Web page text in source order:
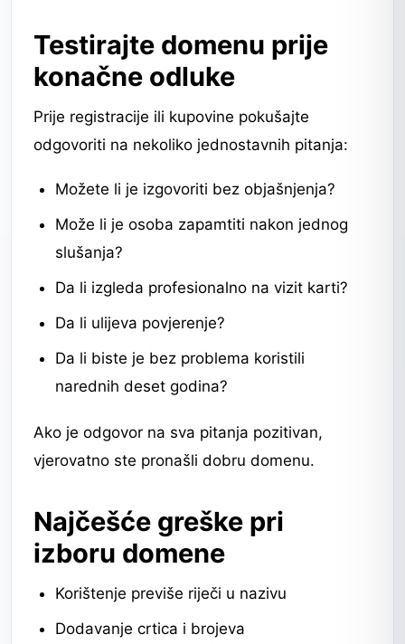
Testirajte domenu prije
konačne odluke
Prije registracije ili kupovine pokušajte
odgovoriti na nekoliko jednostavnih pitanja:
Možete li je izgovoriti bez objašnjenja?
Može li je osoba zapamtiti nakon jednog
slušanja?
Da li izgleda profesionalno na vizit karti?
Da li ulijeva povjerenje?
Da li biste je bez problema koristili
narednih deset godina?
Ako je odgovor na sva pitanja pozitivan,
vjerovatno ste pronašli dobru domenu.
Najčešće greške pri
izboru domene
Korištenje previše riječi u nazivu
Dodavanje crtica i brojeva